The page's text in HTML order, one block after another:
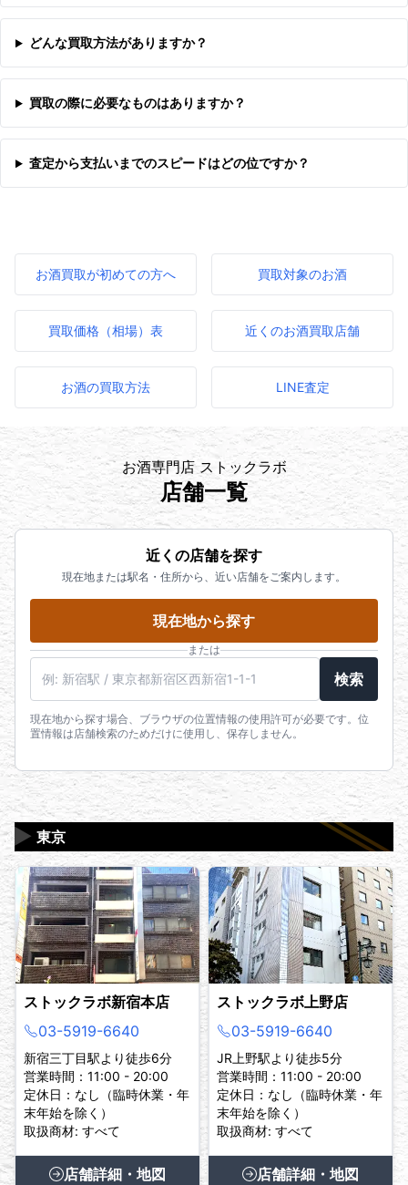
どんな買取方法がありますか？
買取の際に必要なものはありますか？
査定から支払いまでのスピードはどの位ですか？
お酒買取が初めての方へ 買取対象のお酒
買取価格（相場）表 近くのお酒買取店舗
お酒の買取方法 LINE査定
お酒専門店 ストックラボ
店舗一覧
近くの店舗を探す
現在地または駅名・住所から、近い店舗をご案内します。
現在地から探す
または
検索
現在地から探す場合、ブラウザの位置情報の使用許可が必要です。位
置情報は店舗検索のためだけに使用し、保存しません。
東京
▶
ストックラボ新宿本店
03-5919-6640
新宿三丁目駅より徒歩6分
営業時間：11:00 - 20:00
定休日：なし（臨時休業・年
末年始を除く）
取扱商材: すべて
店舗詳細・地図
ストックラボ上野店
03-5919-6640
JR上野駅より徒歩5分
営業時間：11:00 - 20:00
定休日：なし（臨時休業・年
末年始を除く）
取扱商材: すべて
店舗詳細・地図